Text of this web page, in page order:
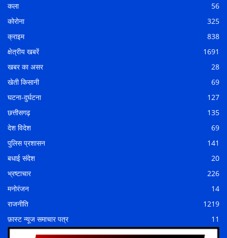
कला
56
कोरोना
325
क्राइम
838
क्षेत्रीय खबरें
1691
खबर का असर
28
खेती किसानी
69
घटना-दुर्घटना
127
छत्तीसगढ़
135
देश विदेश
69
पुलिस प्रशासन
141
बधाई संदेश
20
भ्रष्टाचार
226
मनोरंजन
14
राजनीति
1219
फ़ास्ट न्यूज समाचार पत्र
11